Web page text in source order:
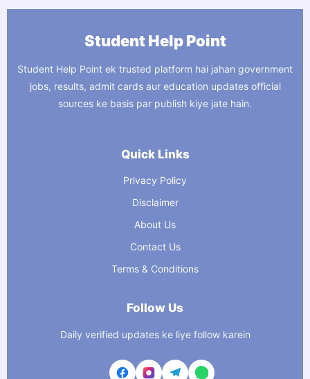
Student Help Point
Student Help Point ek trusted platform hai jahan government
jobs, results, admit cards aur education updates official
sources ke basis par publish kiye jate hain.
Quick Links
Privacy Policy
Disclaimer
About Us
Contact Us
Terms & Conditions
Follow Us
Daily verified updates ke liye follow karein